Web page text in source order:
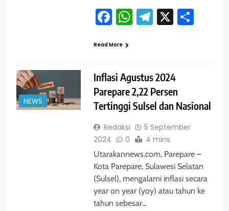
Facebook
WhatsApp
Telegram
X
Read More
NEWS
Inflasi Agustus 2024
Parepare 2,22 Persen
Tertinggi Sulsel dan Nasional
Redaksi
5 September
2024
0 4 mins
Utarakannews.com, Parepare –
Kota Parepare, Sulawesi Selatan
(Sulsel), mengalami inflasi secara
year on year (yoy) atau tahun ke
tahun sebesar…